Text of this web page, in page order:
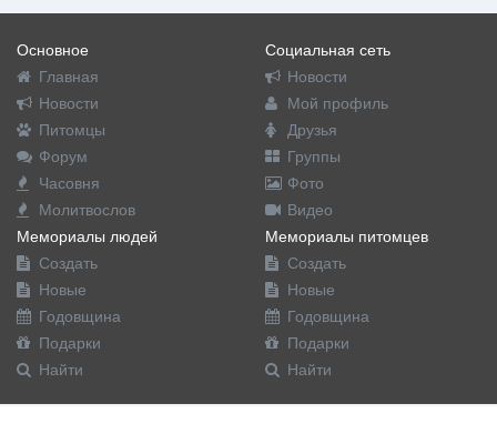
Основное
Главная
Новости
Питомцы
Форум
Часовня
Молитвослов
Социальная сеть
Новости
Мой профиль
Друзья
Группы
Фото
Видео
Мемориалы людей
Создать
Новые
Годовщина
Подарки
Найти
Мемориалы питомцев
Создать
Новые
Годовщина
Подарки
Найти